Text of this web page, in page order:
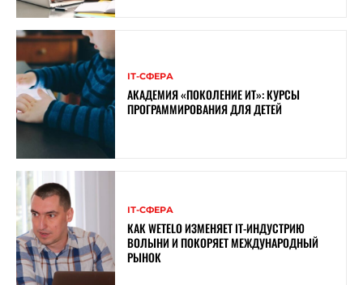
ІТ-СФЕРА
АКАДЕМИЯ «ПОКОЛЕНИЕ ИТ»: КУРСЫ
ПРОГРАММИРОВАНИЯ ДЛЯ ДЕТЕЙ
ІТ-СФЕРА
КАК WETELO ИЗМЕНЯЕТ IT-ИНДУСТРИЮ
ВОЛЫНИ И ПОКОРЯЕТ МЕЖДУНАРОДНЫЙ
РЫНОК